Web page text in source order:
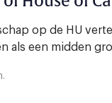
op de HU
als een midden